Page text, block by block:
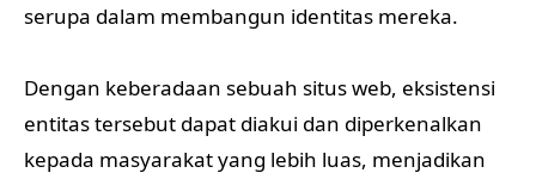
serupa dalam membangun identitas mereka.
Dengan keberadaan sebuah situs web, eksistensi
entitas tersebut dapat diakui dan diperkenalkan
kepada masyarakat yang lebih luas, menjadikan